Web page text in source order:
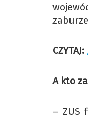
CZYTAJ:
A kto
– ZUS